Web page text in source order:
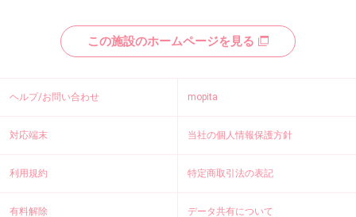
この施設のホームページを見る
ヘルプ/お問い合わせ mopita
対応端末 当社の個人情報保護方針
利用規約 特定商取引法の表記
有料解除 データ共有について